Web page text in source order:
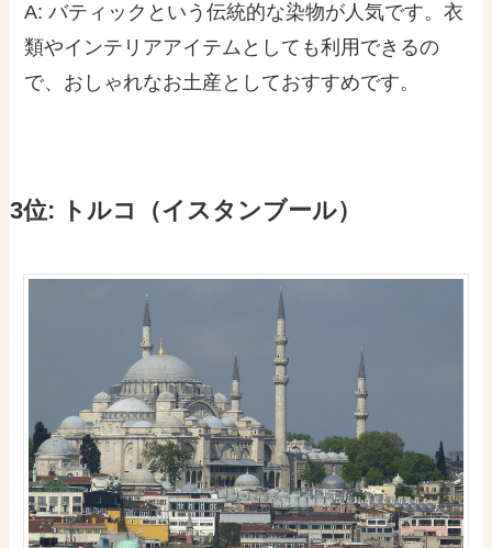
A: バティックという伝統的な染物が人気です。衣
類やインテリアアイテムとしても利用できるの
で、おしゃれなお土産としておすすめです。
3位: トルコ（イスタンブール）